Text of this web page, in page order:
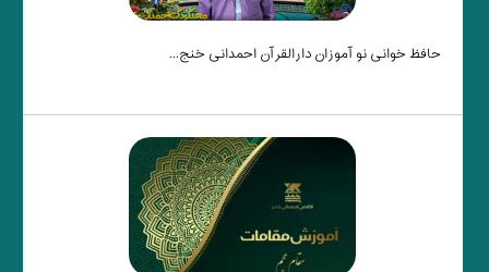
حافظ خوانی نو آموزان دارالقرآن احمدانی خنج...